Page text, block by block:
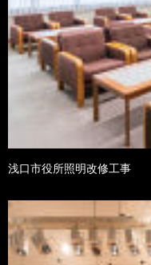
浅口市役所照明改修工事